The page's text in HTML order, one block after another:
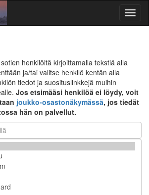
henkilöitä kirjoittamalla tekstiä alla
ja/tai valitse henkilö kentän alla
tiedot ja suosituslinkkejä muihin
Jos etsimääsi henkilöä ei löydy, voit
joukko-osastonäkymässä, jos tiedät
hän on palvellut.